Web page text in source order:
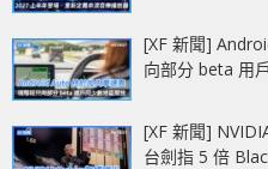
[XF 新聞]
向部分 beta 用
[XF 新聞]
台劍指 5 倍